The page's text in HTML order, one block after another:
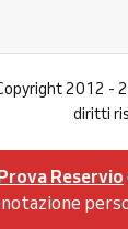
2012 -
diritti
Reservio